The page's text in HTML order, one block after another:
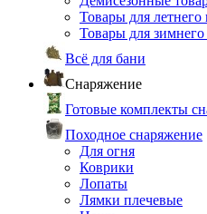
Товары для летнего
Товары для
Всё для бани
Снаряжение
Готовые комплекты
Походное снаряжение
Для огня
Коврики
Лопаты
Лямки плечевые